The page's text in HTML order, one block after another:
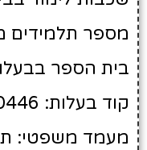
מספר תלמידים משוער:
בית הספר
קוד בעלות: 2420446
מעמד משפטי: